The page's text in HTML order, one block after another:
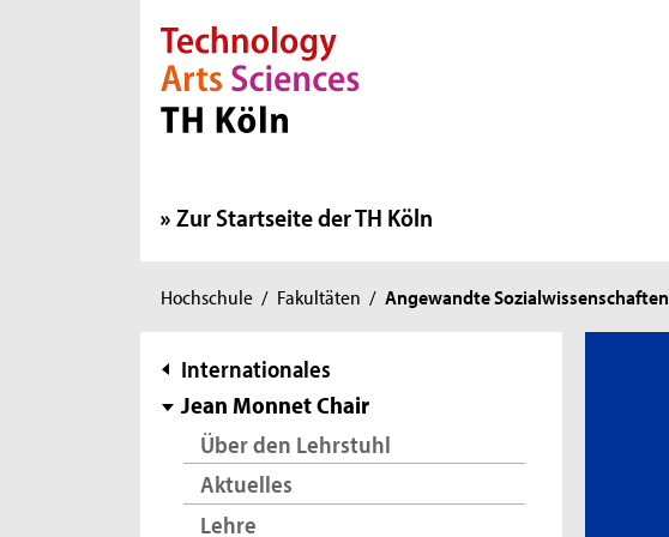
Direkt zur Hauptnavigation
Direkt zur Subnavigation
Direkt zum Inhalt
Direkt zum Fußbereich
Zur Startseite der TH Köln
Sie
hier:
Hochschule / Fakultäten / Angewandte Sozialwissenschaften
Subnavigation
Internationales
Jean Monnet Chair
Über den Lehrstuhl
Aktuelles
Lehre